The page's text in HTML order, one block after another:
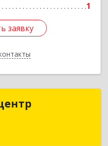
1
заявку
заявку
центр